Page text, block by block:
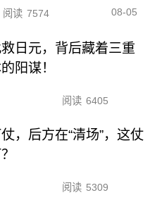
阅读 7574 08-05
日元，背后藏着三重
阳谋！
阅读 6405
，后方在“清场”，这仗
阅读 5309